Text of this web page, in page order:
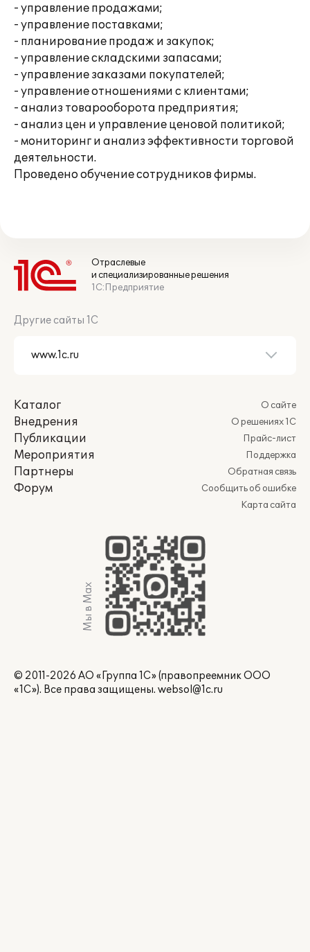
- управление продажами;
- управление поставками;
- планирование продаж и закупок;
- управление складскими запасами;
- управление заказами покупателей;
- управление отношениями с клиентами;
- анализ товарооборота предприятия;
- анализ цен и управление ценовой политикой;
- мониторинг и анализ эффективности торговой
деятельности.
Проведено обучение сотрудников фирмы.
Отраслевые
и специализированные решения
1С:Предприятие
Другие сайты 1С
Каталог
Внедрения
Публикации
Мероприятия
Партнеры
Форум
О сайте
О решениях 1С
Прайс-лист
Поддержка
Обратная связь
Сообщить об ошибке
Карта сайта
Мы в Max
© 2011-2026 АО «Группа 1С» (правопреемник ООО
«1С»). Все права защищены. websol@1c.ru